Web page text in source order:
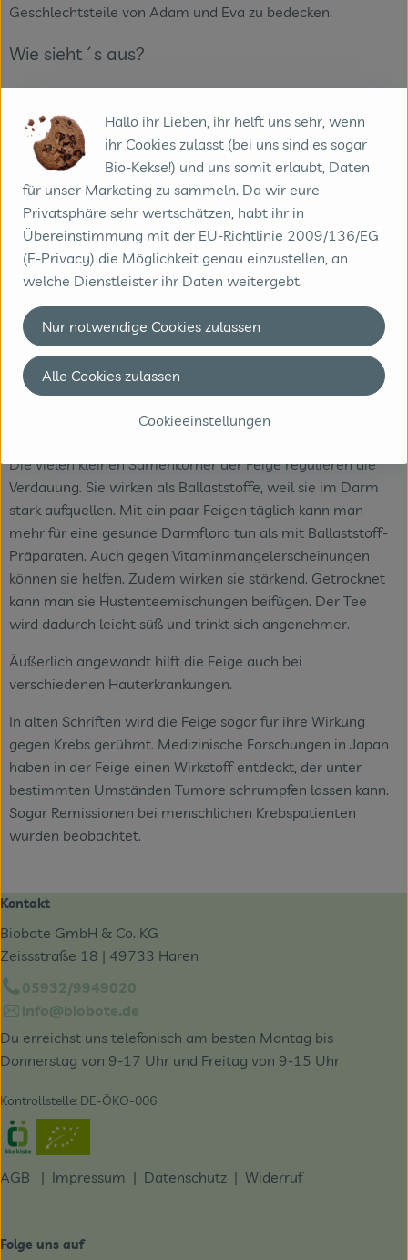
Geschlechtsteile von Adam und Eva zu bedecken.
Wie sieht´s aus?
schwarzer Schale und sie sind meist mit einem weißlichen
Schleier überzogen. Ihr aromatisches Fruchtfleisch ist rosa
bis rötlich und mit vielen gelben Samenkörnern durchsetzt.
Wie verwende ich´s?
Feigen kann man frisch oder getrocknet essen. Bei vielen
Sorten kann die dünne Schale mitgegessen werden.
Da Feigen, wie Ananas und Kiwi, ein Eiweiß spaltendes
Enzym enthalten, sollte man die frischen Früchte nicht mit
Milchprodukten mischen, da diese sonst bitter werden.
Die vielen kleinen Samenkörner der Feige regulieren die
Verdauung. Sie wirken als Ballaststoffe, weil sie im Darm
stark aufquellen. Mit ein paar Feigen täglich kann man
mehr für eine gesunde Darmflora tun als mit Ballaststoff-
Präparaten. Auch gegen Vitaminmangelerscheinungen
können sie helfen. Zudem wirken sie stärkend. Getrocknet
kann man sie Hustenteemischungen beifügen. Der Tee
wird dadurch leicht süß und trinkt sich angenehmer.
Äußerlich angewandt hilft die Feige auch bei
verschiedenen Hauterkrankungen.
In alten Schriften wird die Feige sogar für ihre Wirkung
gegen Krebs gerühmt. Medizinische Forschungen in Japan
haben in der Feige einen Wirkstoff entdeckt, der unter
bestimmten Umständen Tumore schrumpfen lassen kann.
Sogar Remissionen bei menschlichen Krebspatienten
wurden beobachtet.
Kontakt
Biobote GmbH & Co. KG
Zeissstraße 18 | 49733 Haren
05932/9949020
info@biobote.de
Du erreichst uns telefonisch am besten Montag bis
Donnerstag von 9-17 Uhr und Freitag von 9-15 Uhr
Kontrollstelle: DE-ÖKO-006
Externer Link zu https://www.oekokiste.de/
AGB | Impressum | Datenschutz | Widerruf
Folge uns auf
Hallo ihr Lieben, ihr helft uns sehr, wenn
ihr Cookies zulasst (bei uns sind es sogar
Bio-Kekse!) und uns somit erlaubt, Daten
für unser Marketing zu sammeln. Da wir eure
Privatsphäre sehr wertschätzen, habt ihr in
Übereinstimmung mit der EU-Richtlinie 2009/136/EG
(E-Privacy) die Möglichkeit genau einzustellen, an
welche Dienstleister ihr Daten weitergebt.
Cookieeinstellungen
Nur notwendige Cookies zulassen
Alle Cookies zulassen